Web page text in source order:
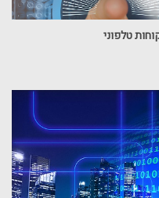
טלפוני